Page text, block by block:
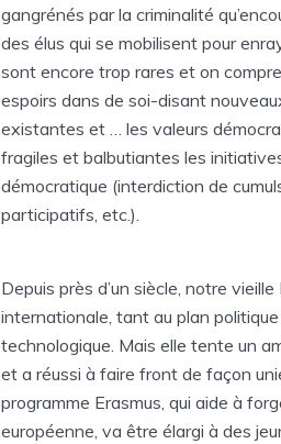
gangrénés par la criminalité
des élus qui se mobilisent pour
sont encore trop rares et on
espoirs dans de soi-disant
existantes et … les valeurs
fragiles et balbutiantes les
démocratique (interdiction de
participatifs, etc.).
Depuis près d’un siècle, notre
internationale, tant au plan
technologique. Mais elle tente un
et a réussi à faire front de façon
programme Erasmus, qui aide à
européenne, va être élargi à des